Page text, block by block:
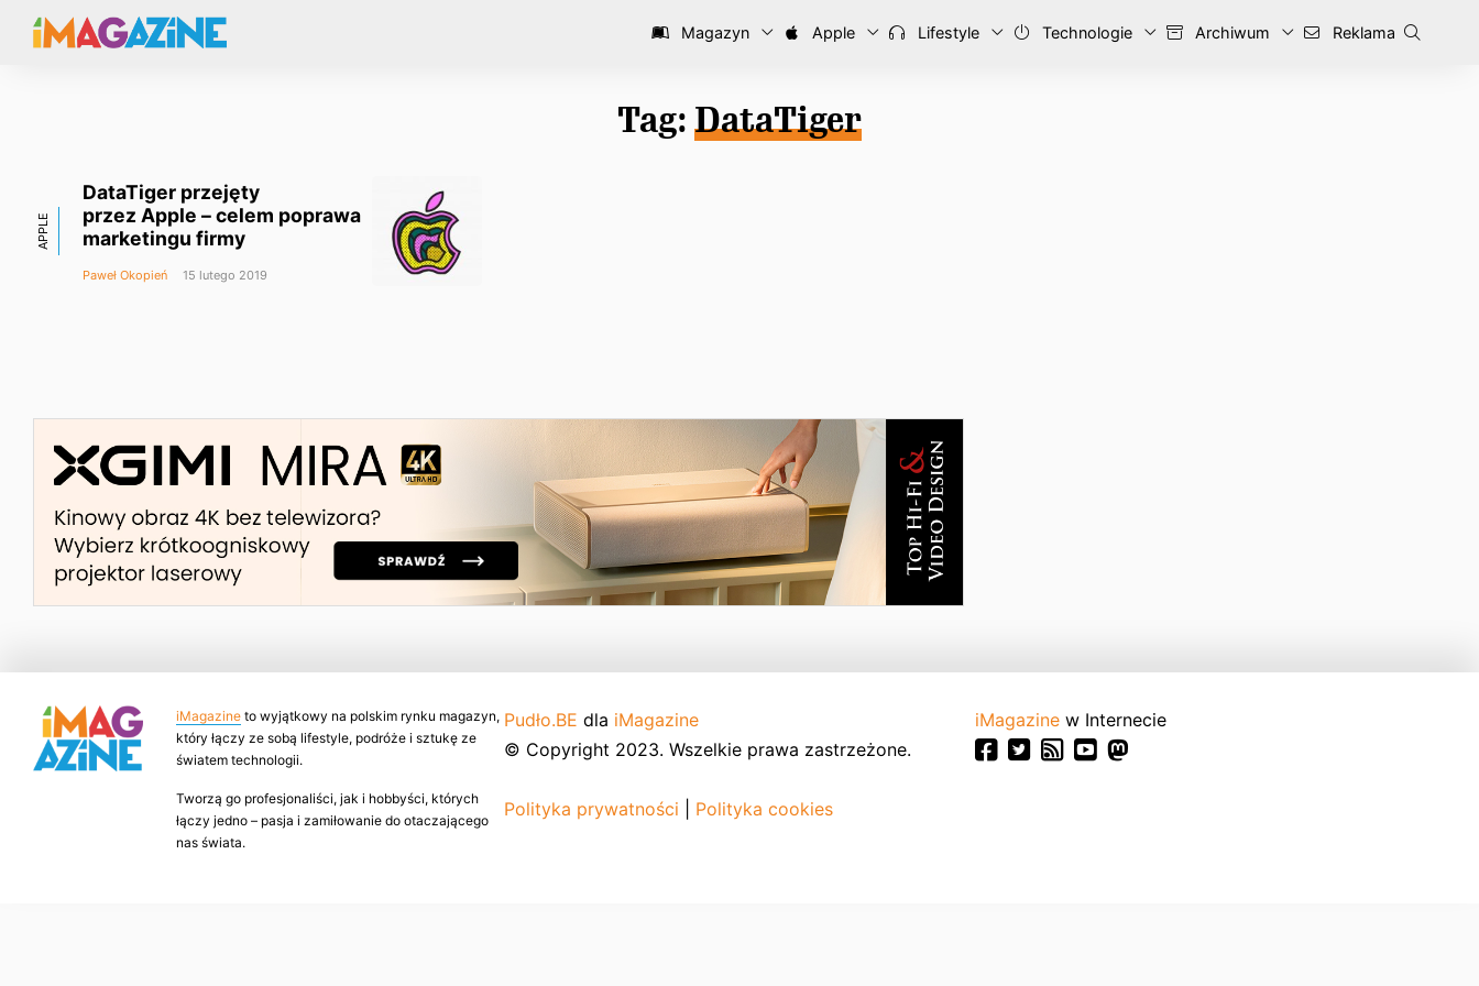
Magazyn Apple Lifestyle Technologie Archiwum Reklama
Tag: DataTiger
APPLE
DataTiger przejęty
przez Apple – celem poprawa
marketingu firmy
Paweł Okopień 15 lutego 2019
iMagazine to wyjątkowy na polskim rynku magazyn,
który łączy ze sobą lifestyle, podróże i sztukę ze
światem technologii.
Tworzą go profesjonaliści, jak i hobbyści, których
łączy jedno – pasja i zamiłowanie do otaczającego
nas świata.
Pudło.BE dla iMagazine
© Copyright 2023. Wszelkie prawa zastrzeżone.
Polityka prywatności Polityka cookies
iMagazine w Internecie